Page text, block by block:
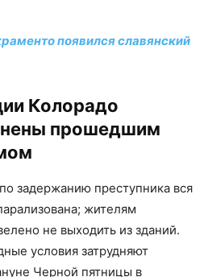
появился славянский
Колорадо
прошедшим
задержанию преступника вся
жителям
не выходить из зданий.
условия затрудняют
Черной пятницы в